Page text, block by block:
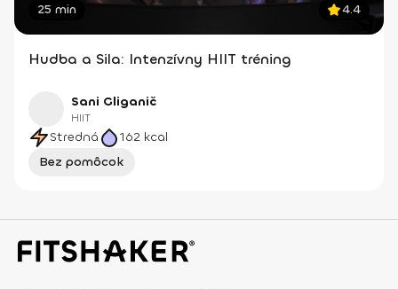
25 min 4.4
Hudba a Sila: Intenzívny HIIT tréning
Sani Gliganič
HIIT
Stredná 162 kcal
Bez pomôcok